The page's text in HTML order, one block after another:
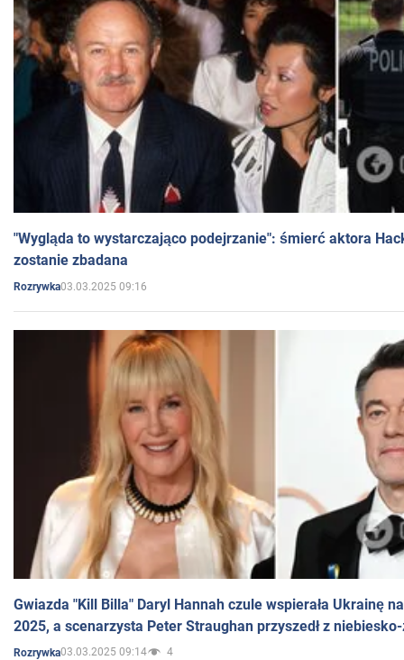
"Wygląda to wystarczająco podejrzanie": śmierć aktora
zostanie zbadana
Rozrywka03.03.2025 09:16
Gwiazda "Kill Billa" Daryl Hannah czule wspierała Ukrainę
2025, a scenarzysta Peter Straughan przyszedł z
Rozrywka03.03.2025 09:14 4